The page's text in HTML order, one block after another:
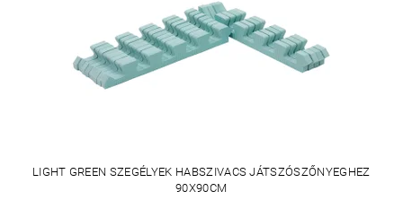
LIGHT GREEN SZEGÉLYEK HABSZIVACS JÁTSZÓSZŐNYEGHEZ
90X90CM